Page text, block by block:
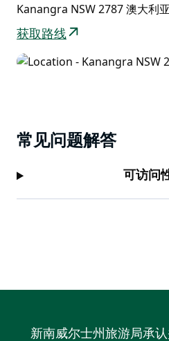
通过谷歌街景漫游器（Google
行卡南格拉-博伊德观景台的虚
Kanangra NSW 2787 澳大利亚
获取路线
常见问题解答
可访问
新南威尔士州旅游局承